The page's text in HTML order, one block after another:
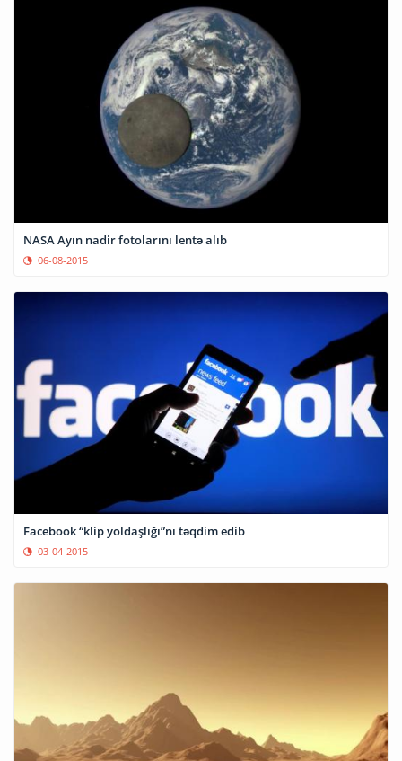
NASA Ayın nadir fotolarını lentə alıb
06-08-2015
Facebook “klip yoldaşlığı”nı təqdim edib
03-04-2015